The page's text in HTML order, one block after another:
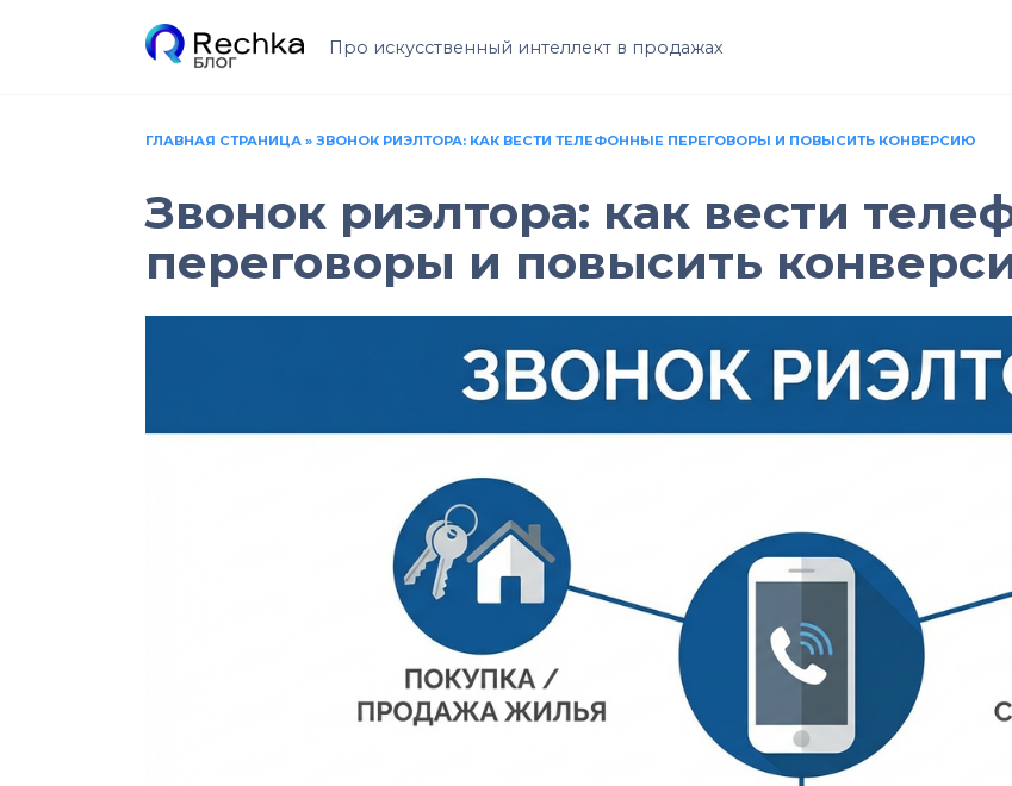
Про искусственный интеллект в продажах
ГЛАВНАЯ СТРАНИЦА » ЗВОНОК РИЭЛТОРА: КАК ВЕСТИ ТЕЛЕФОННЫЕ ПЕРЕГОВОРЫ И ПОВЫСИТЬ КОНВЕРСИЮ
Звонок риэлтора: как вести
переговоры и повысить